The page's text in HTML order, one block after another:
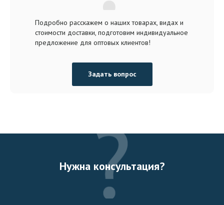
Подробно расскажем о наших товарах, видах и
стоимости доставки, подготовим индивидуальное
предложение для оптовых клиентов!
Задать вопрос
Нужна консультация?